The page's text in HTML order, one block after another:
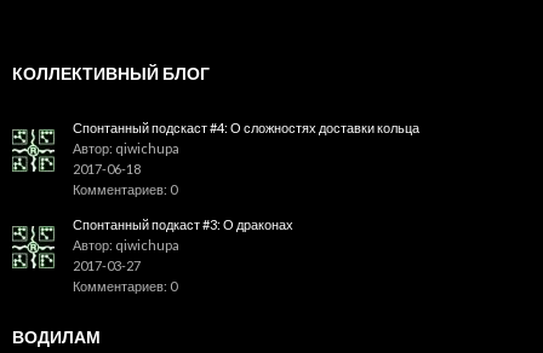
КОЛЛЕКТИВНЫЙ БЛОГ
Спонтанный подскаст #4: О сложностях доставки кольца
Автор: qiwichupa
2017-06-18
Комментариев: 0
Спонтанный подкаст #3: О драконах
Автор: qiwichupa
2017-03-27
Комментариев: 0
ВОДИЛАМ